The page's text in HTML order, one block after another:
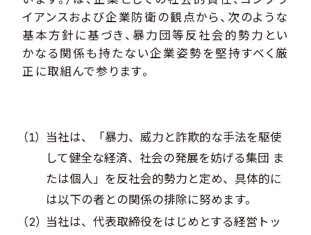
Company
Philosophy
Business
Investor Relations
Sustainability
Recruit
イアンスおよび企業防衛の観点から、次のような
基本方針に基づき、暴力団等反社会的勢力とい
かなる関係も持たない企業姿勢を堅持すべく厳
正に取組んで参ります。
当社は、「暴力、威力と詐欺的な手法を駆使
して健全な経済、社会の発展を妨げる集団 ま
たは個人」を反社会的勢力と定め、具体的に
は以下の者との関係の排除に努めます。
当社は、代表取締役をはじめとする経営トッ